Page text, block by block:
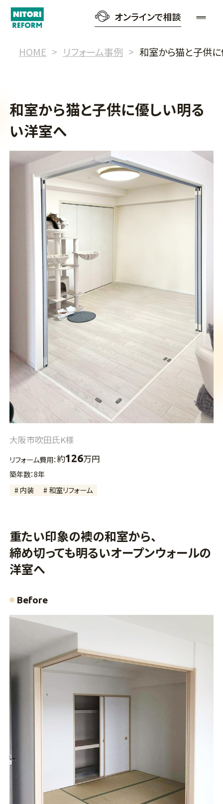
オンラインで相談
HOME リフォーム事例 和室から猫と子供
和室から猫と子供に優しい明る
い洋室へ
大阪市吹田氏K様
リフォーム費用：約126万円
築年数：8年
# 内装
# 和室リフォーム
重たい印象の襖の和室から、
締め切っても明るいオープンウォールの
洋室へ
Before